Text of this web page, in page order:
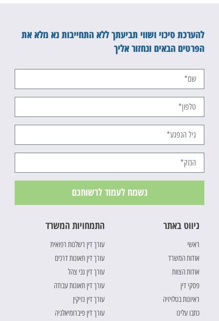
להערכת סיכוי ושווי תביעתך ללא התחייבות נא מלא את
הפרטים הבאים ונחזור אליך
נשמח לעמוד לרשותכם
ניווט באתר
ראשי
אודות המשרד
אודות הצוות
פסקי דין
ראיונות בטלויזיה
כתבו עלינו
התמחויות המשרד
עורך דין רשלנות רפואית
עורך דין תאונות דרכים
עורך דין נכי צהל
עורך דין תאונות עבודה
עורך דין נזיקין
עורך דין פיברומיאלגיה